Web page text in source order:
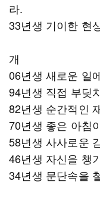
라.
33년생 기이한 현
개
06년생 새로운 일
94년생 직접 부딪
82년생 순간적인
70년생 좋은 아침
58년생 사사로운
46년생 자신을 챙
34년생 문단속을